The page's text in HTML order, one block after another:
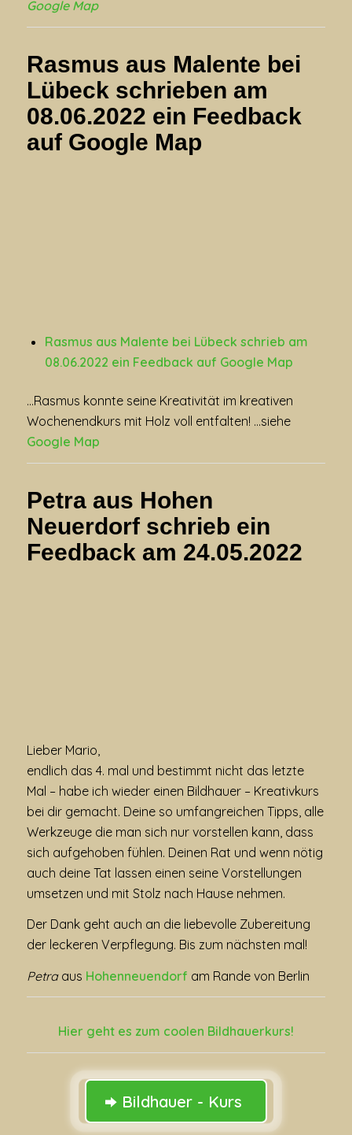
Google Map
Rasmus aus Malente bei
Lübeck schrieben am
08.06.2022 ein Feedback
aufGoogle Map
Rasmus aus Malente bei Lübeck schrieb am
08.06.2022 ein Feedback auf Google Map
…Rasmus konnte seine Kreativität im kreativen
Wochenendkurs mit Holz voll entfalten! …siehe
Google Map
Petra aus Hohen
Neuerdorf schrieb ein
Feedback am 24.05.2022
Lieber Mario,
endlich das 4. mal und bestimmt nicht das letzte
Mal – habe ich wieder einen Bildhauer – Kreativkurs
bei dir gemacht. Deine so umfangreichen Tipps, alle
Werkzeuge die man sich nur vorstellen kann, dass
sich aufgehoben fühlen. Deinen Rat und wenn nötig
auch deine Tat lassen einen seine Vorstellungen
umsetzen und mit Stolz nach Hause nehmen.
Der Dank geht auch an die liebevolle Zubereitung
der leckeren Verpflegung. Bis zum nächsten mal!
Petraaus Hohenneuendorf am Rande von Berlin
Hier geht es zum coolen Bildhauerkurs!
Bildhauer - Kurs